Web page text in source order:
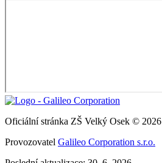
Oficiální stránka ZŠ Velký Osek © 2026
Provozovatel Galileo Corporation s.r.o.